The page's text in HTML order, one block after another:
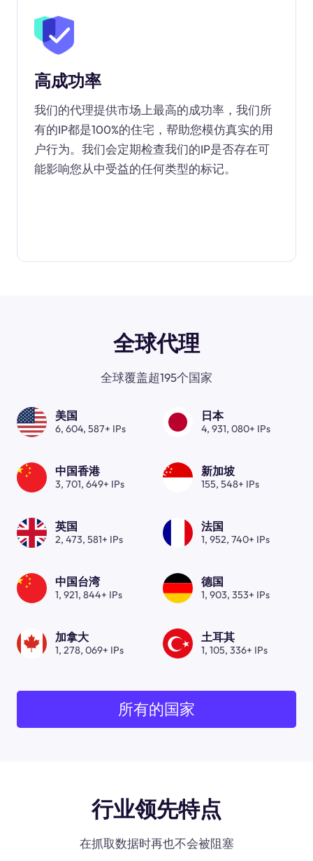
高成功率
我们的代理提供市场上最高的成功率，我们所
有的IP都是100%的住宅，帮助您模仿真实的用
户行为。我们会定期检查我们的IP是否存在可
能影响您从中受益的任何类型的标记。
全球代理
全球覆盖超195个国家
美国
6, 604, 587+ IPs
日本
4, 931, 080+ IPs
中国香港
3, 701, 649+ IPs
新加坡
155, 548+ IPs
英国
2, 473, 581+ IPs
法国
1, 952, 740+ IPs
中国台湾
1, 921, 844+ IPs
德国
1, 903, 353+ IPs
加拿大
1, 278, 069+ IPs
土耳其
1, 105, 336+ IPs
所有的国家
行业领先特点
在抓取数据时再也不会被阻塞